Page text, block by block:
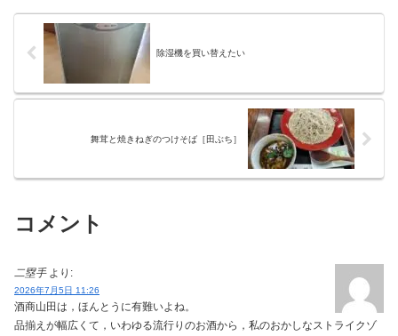
除湿機を買い替えたい
舞茸と焼きねぎのつけそば［田ぶち］
コメント
二塁手 より:
2026年7月5日 11:26
酒商山田は，ほんとうに有難いよね。
品揃えが幅広くて，いわゆる流行りのお酒から，私のおかしなストライクゾ